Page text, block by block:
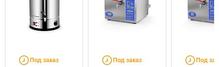
Под заказ Под заказ Под